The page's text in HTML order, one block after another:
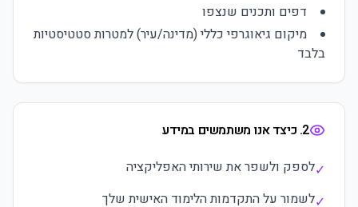
דפים ותכנים שנצפו
מיקום גיאוגרפי כללי (מדינה/עיר) למטרות סטטיסטיות
בלבד
2. כיצד אנו משתמשים במידע
✓לספק ולשפר את שירותי האפליקציה
✓לשמור על התקדמות הלימוד האישית שלך